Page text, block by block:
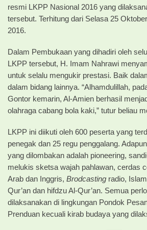
resmi LKPP Nasional 2016 yang
tersebut. Terhitung dari Selasa 25
2016.
Dalam Pembukaan yang dihadiri oleh
LKPP tersebut, H. Imam Nahrawi
untuk selalu mengukir prestasi. Baik
dalam bidang lainnya. “Alhamdulillah,
Gontor kemarin, Al-Amien berhasil
olahraga cabang bola kaki,” tutur beliau
LKPP ini diikuti oleh 600 peserta yang
penegak dan 25 regu penggalang.
yang dilombakan adalah pioneering,
melukis sketsa wajah pahlawan, cerdas
Arab dan Inggris, Brodcasting radio,
Qur’an dan hifdzu Al-Qur’an. Semua
dilaksanakan di lingkungan Pondok
Prenduan kecuali kirab budaya yang